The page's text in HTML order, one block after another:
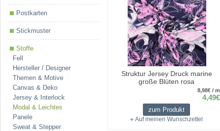
Postkarten
Stickmuster
Stoffe
Fell
Hersteller / Designer
Themen & Motive
Canvas & Deko
Jersey & Interlock
Modal & Leichtes
Panele
Sweat & Stepper
Struktur Jersey Druck marine
große Blüten rosa
8,98€ / m
4,49€
zum Produkt
Auf meinen Wunschzettel